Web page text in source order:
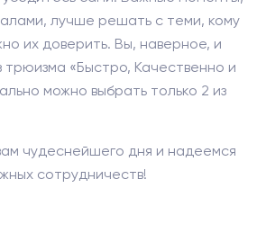
лучше решать с теми, кому
их доверить. Вы, наверное, и
трюизма «Быстро, Качественно и
можно выбрать только 2 из
чудеснейшего дня и надеемся
сотрудничеств!